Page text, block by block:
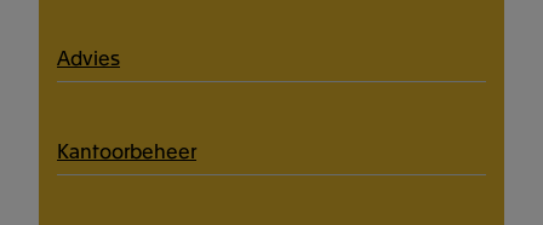
Advies
Kantoorbeheer